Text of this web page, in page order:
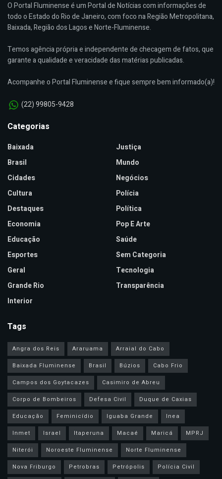
O Portal Fluminense é um Portal de Notícias com informações de
todo o Estado do Rio de Janeiro, com foco na Região Metropolitana,
Baixada, Região dos Lagos e Norte-Fluminense.
Temos agência própria e independente de checagem de fatos, que
garante a qualidade e veracidade das matérias publicadas.
Acompanhe o Portal Fluminense e fique sempre bem informado(a)!
(22) 99805-9428
Categorias
Baixada
Brasil
Cidades
Cultura
Destaques
Economia
Educação
Esportes
Geral
Grande Rio
Interior
Justiça
Mundo
Negócios
Polícia
Política
Pop E Arte
Saúde
Sem Categoria
Tecnologia
Transparência
Tags
Angra dos Reis Araruama
Arraial do Cabo
Baixada Fluminense
Brasil Búzios
Cabo Frio
Campos dos Goytacazes
Casimiro de Abreu
Corpo de Bombeiros
Defesa Civil
Duque de Caxias
Educação
Feminicídio Iguaba Grande
Inea
Inmet
Israel Itaperuna Macaé Maricá
MPRJ
Niterói
Noroeste Fluminense
Norte Fluminense
Nova Friburgo
Petrobras Petrópolis
Polícia Civil